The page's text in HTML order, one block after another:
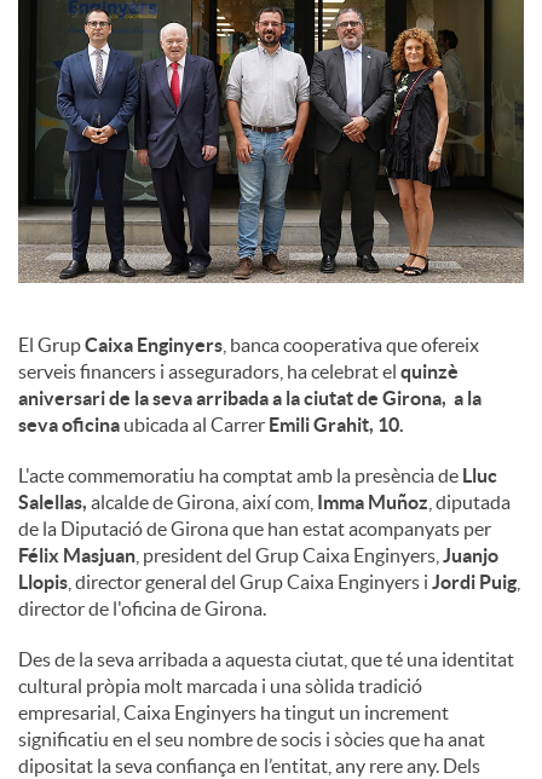
s
El GrupCaixa Enginyers , banca cooperativa que ofereix
serveis financers i asseguradors, ha celebrat el quinzè
aniversari de la seva arribada a la ciutat de Girona, a la
seva oficina ubicada al Carrer Emili Grahit, 10.
L'acte commemoratiu ha comptat amb la presència de Lluc
Salellas, alcalde de Girona, així com, Imma Muñoz , diputada
de la Diputació de Girona que han estat acompanyats per
Félix Masjuan , president del Grup Caixa Enginyers, Juanjo
Llopis , director general del Grup Caixa Enginyers i Jordi Puig
director de l'oficina de Girona.
Des de la seva arribada a aquesta ciutat, que té una identitat
cultural pròpia molt marcada i una sòlida tradició
empresarial, Caixa Enginyers ha tingut un increment
significatiu en el seu nombre de socis i sòcies que ha anat
dipositat la seva confiança en l’entitat, any rere any. Dels